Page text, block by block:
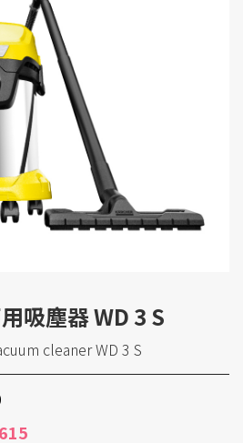
吸塵器 WD 3 S
cleaner WD 3 S